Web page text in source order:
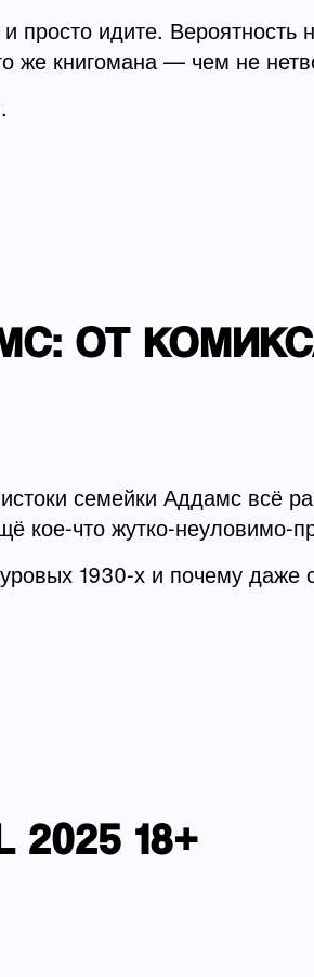
просто идите. Вероятность
же книгомана — чем не
ОТ
семейки Аддамс всё
кое-что жутко-неуловимо-
1930-х и почему даже
2025 18+